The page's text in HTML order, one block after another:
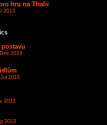
hru na Thalii
2013
2019
2016
2013
2013